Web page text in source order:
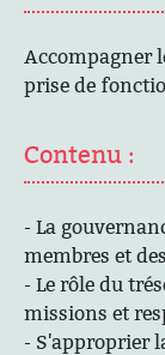
Accompagner
prise de
Contenu :
- La
membres et
- Le rôle du
missions et
- S'approprier